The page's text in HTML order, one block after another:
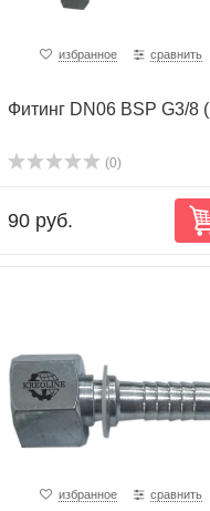
избранное сравнить
Фитинг DN06 BSP G3/8
(0)
90 руб.
избранное сравнить